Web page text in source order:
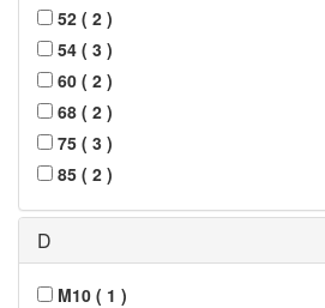
52 ( 2 )
54 ( 3 )
60 ( 2 )
68 ( 2 )
75 ( 3 )
85 ( 2 )
D
M10 ( 1 )